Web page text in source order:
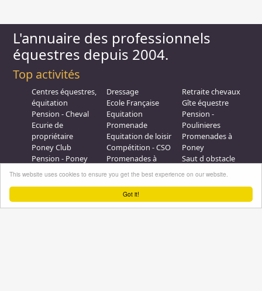
Got it!
This website uses cookies to ensure you get the best experience on our website.
L'annuaire des professionnels
équestres depuis 2004.
Top activités
Centres équestres,
équitation
Pension - Cheval
Ecurie de
propriétaire
Poney Club
Pension - Poney
Débourrage
Dressage
Ecole Française
Equitation
Promenade
Equitation de loisir
Compétition - CSO
Promenades à
Galops - Equitation
Retraite chevaux
Gîte équestre
Pension -
Poulinieres
Promenades à
Poney
Saut d obstacle
Relais étape
Professionnel équestre, Inscrivez-vous !